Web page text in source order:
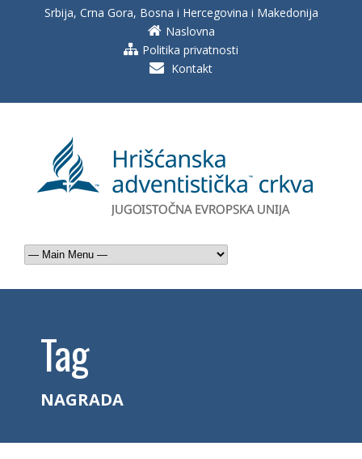
Srbija, Crna Gora, Bosna i Hercegovina i Makedonija
Naslovna
Politika privatnosti
Kontakt
Tag
NAGRADA